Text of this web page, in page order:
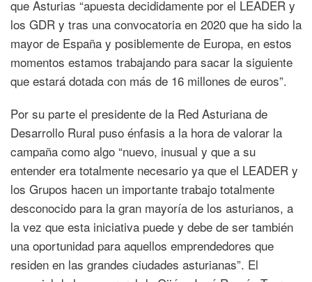
que Asturias “apuesta decididamente por el LEADER y
los GDR y tras una convocatoria en 2020 que ha sido la
mayor de España y posiblemente de Europa, en estos
momentos estamos trabajando para sacar la siguiente
que estará dotada con más de 16 millones de euros”.
Por su parte el presidente de la Red Asturiana de
Desarrollo Rural puso énfasis a la hora de valorar la
campaña como algo “nuevo, inusual y que a su
entender era totalmente necesario ya que el LEADER y
los Grupos hacen un importante trabajo totalmente
desconocido para la gran mayoría de los asturianos, a
la vez que esta iniciativa puede y debe de ser también
una oportunidad para aquellos emprendedores que
residen en las grandes ciudades asturianas”. El